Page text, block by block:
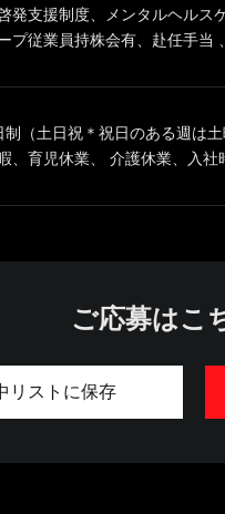
啓発支援制度、メンタルヘル
ープ従業員持株会有、赴任手当
制（土日祝＊祝日のある週は
、育児休業、 介護休業、入社
ご応募はこ
リストに保存